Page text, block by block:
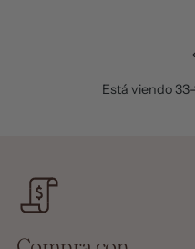
Está viendo